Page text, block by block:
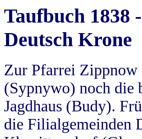
Taufbuch 1838
Deutsch Krone
Zur Pfarrei Zippnow
(Sypnywo) noch die
Jagdhaus (Budy).
die Filialgemeinden